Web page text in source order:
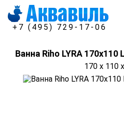
+7 (495) 729-17-06
Ванна Riho LYRA
170 x 110